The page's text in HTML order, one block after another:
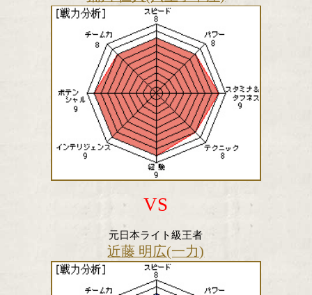
62.0kg契約10回戦
WBCライト級7位
荒川 仁人(八王子中屋)